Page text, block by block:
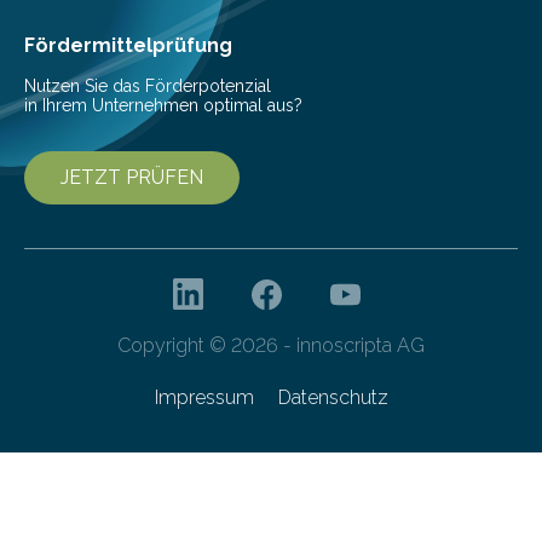
Fördermittelprüfung
Nutzen Sie das Förderpotenzial
in Ihrem Unternehmen optimal aus?
JETZT PRÜFEN
Copyright © 2026 - innoscripta AG
Impressum Datenschutz